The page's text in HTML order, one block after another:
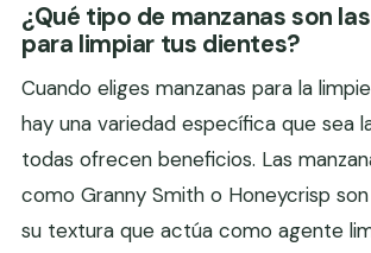
¿Qué tipo de manzanas son
para limpiar tus dientes?
Cuando eliges manzanas para la
hay una variedad específica que sea
todas ofrecen beneficios. Las
como Granny Smith o Honeycrisp
su textura que actúa como agente